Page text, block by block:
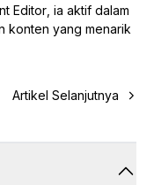
Editor , ia aktif dalam
konten yang menarik
Artikel Selanjutnya